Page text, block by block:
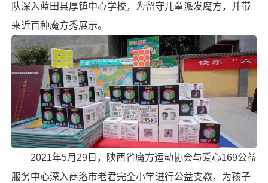
队深入蓝田县厚镇中心学校，为留守儿童派发魔方，并带
来近百种魔方秀展示。
2021年5月29日，陕西省魔方运动协会与爱心169公益
服务中心深入商洛市老君完全小学进行公益支教，为孩子